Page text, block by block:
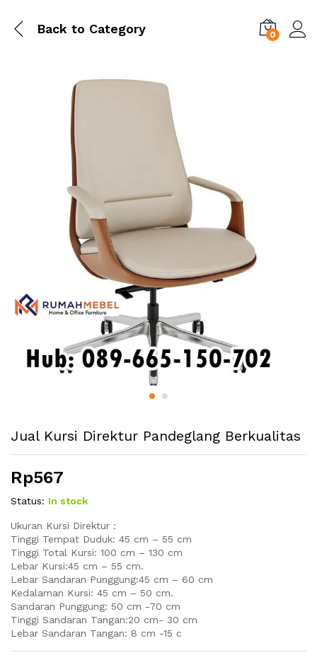
Back to Category 0
Jual Kursi Direktur Pandeglang Berkualitas
Rp567
Status: In stock
Ukuran Kursi Direktur :
Tinggi Tempat Duduk: 45 cm – 55 cm
Tinggi Total Kursi: 100 cm – 130 cm
Lebar Kursi:45 cm – 55 cm.
Lebar Sandaran Punggung:45 cm – 60 cm
Kedalaman Kursi: 45 cm – 50 cm.
Sandaran Punggung: 50 cm -70 cm
Tinggi Sandaran Tangan:20 cm- 30 cm
Lebar Sandaran Tangan: 8 cm -15 c